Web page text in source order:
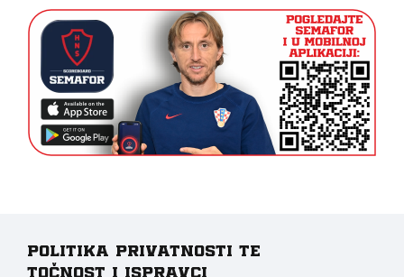
Politika privatnosti te
točnost i ispravci